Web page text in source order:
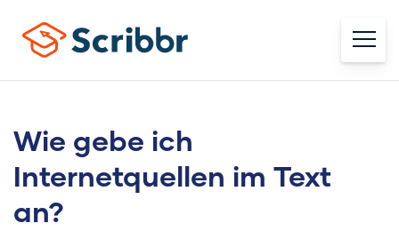
Wie gebe ich
Internetquellen im Text
an?